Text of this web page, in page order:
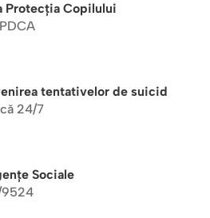
Protecția Copilului
tentativelor de suicid
24/7
Sociale
9524